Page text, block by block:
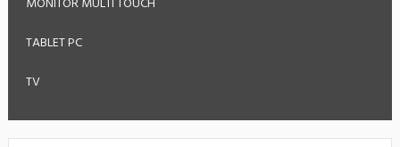
TABLET PC
TV